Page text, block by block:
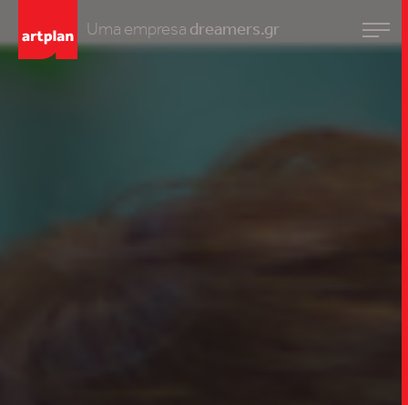
Uma empresa dreamers.gr